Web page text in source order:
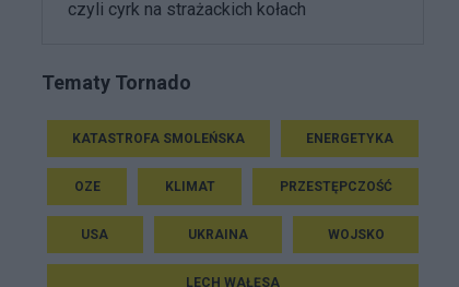
czyli cyrk na strażackich kołach
Tematy Tornado
KATASTROFA SMOLEŃSKA ENERGETYKA
OZE KLIMAT PRZESTĘPCZOŚĆ
USA UKRAINA WOJSKO
LECH WAŁĘSA